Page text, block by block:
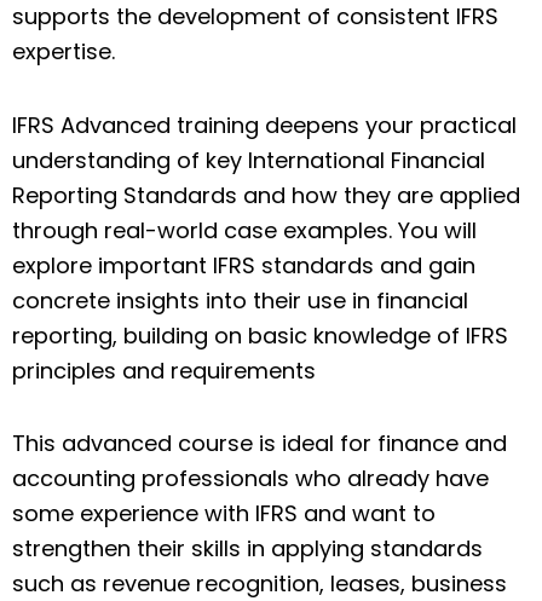
supports the development of consistent IFRS
expertise.
IFRS Advanced training deepens your practical
understanding of key International Financial
Reporting Standards and how they are applied
through real-world case examples. You will
explore important IFRS standards and gain
concrete insights into their use in financial
reporting, building on basic knowledge of IFRS
principles and requirements
This advanced course is ideal for finance and
accounting professionals who already have
some experience with IFRS and want to
strengthen their skills in applying standards
such as revenue recognition, leases, business